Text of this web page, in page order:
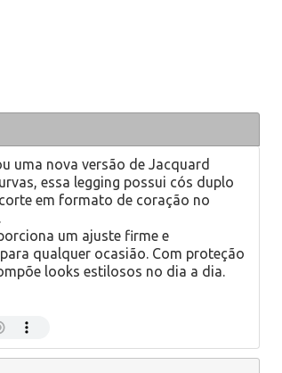
uma nova versão de Jacquard
essa legging possui cós duplo
em formato de coração no
um ajuste firme e
qualquer ocasião. Com proteção
looks estilosos no dia a dia.